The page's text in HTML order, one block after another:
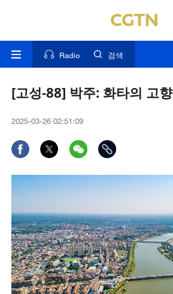
Radio 검색
[고성-88] 박주: 화타의 고향
2025-03-26 02:51:09